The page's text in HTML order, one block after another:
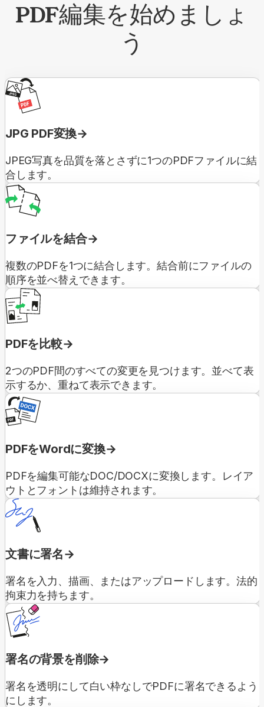
PDF編集を始めましょ
う
JPG PDF変換
JPEG写真を品質を落とさずに1つのPDFファイルに結
合します。
ファイルを結合
複数のPDFを1つに結合します。結合前にファイルの
順序を並べ替えできます。
PDFを比較
2つのPDF間のすべての変更を見つけます。並べて表
示するか、重ねて表示できます。
PDFをWordに変換
PDFを編集可能なDOC/DOCXに変換します。レイア
ウトとフォントは維持されます。
文書に署名
署名を入力、描画、またはアップロードします。法的
拘束力を持ちます。
署名の背景を削除
署名を透明にして白い枠なしでPDFに署名できるよう
にします。